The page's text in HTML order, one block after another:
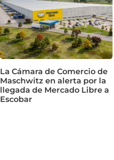
La Cámara de Comercio de
Maschwitz en alerta por la
llegada de Mercado Libre a
Escobar